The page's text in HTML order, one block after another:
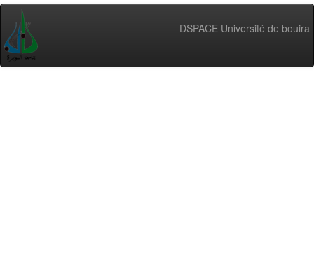
DSPACE Université de bouira